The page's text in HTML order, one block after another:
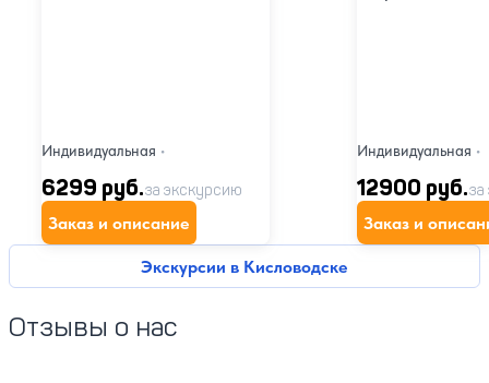
Экскурсии в Кисловодске
Индивидуальная •
6299 руб.за экскурсию
Заказ и описание
Индивидуальная •
12900 руб.
Заказ и
Отзывы о нас